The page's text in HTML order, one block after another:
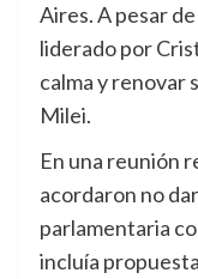
Aires. A pesar
liderado por
calma y renovar
Milei.
En una reunión
acordaron no
parlamentaria
incluía